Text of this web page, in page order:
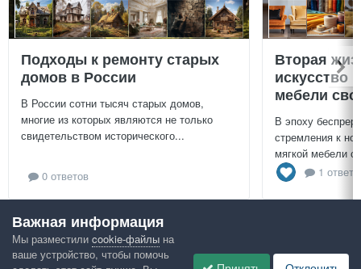
Подходы к ремонту старых
домов в России
В России сотни тысяч старых домов,
многие из которых являются не только
свидетельством исторического...
0 ответов
Вторая
искусство
мебели
В эпоху
стремления к
мягкой мебели
1 ответ
Посмотреть всё
Важная информация
Мы разместили cookie-файлы на
ваше устройство, чтобы помочь